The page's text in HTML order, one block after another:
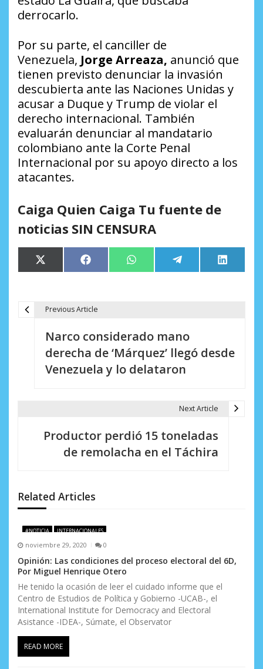
derrocarlo.
Por su parte, el canciller de
Venezuela, Jorge Arreaza, anunció que
tienen previsto denunciar la invasión
descubierta ante las Naciones Unidas y
acusar a Duque y Trump de violar el
derecho internacional. También
evaluarán denunciar al mandatario
colombiano ante la Corte Penal
Internacional por su apoyo directo a los
atacantes.
Caiga Quien Caiga Tu fuente de
noticias SIN CENSURA
Compartir
en
X
(Twitter)
Compartir
en
Facebook Compartir
en
WhatsApp Compartir
en
Telegram
en
LinkedIn
ó
n
d
e
e
n
t
r
a
Previous Article
Narco considerado mano
derecha de ‘Márquez’ llegó desde
Venezuela y lo delataron
Next Article
Productor perdió 15 toneladas
de remolacha en el Táchira
Related Articles
#NOTICIA INTERNACIONALES
noviembre 29, 2020 0
Opinión: Las condiciones del proceso electoral del 6D,
Por Miguel Henrique Otero
He tenido la ocasión de leer el cuidado informe que el
Centro de Estudios de Política y Gobierno -UCAB-, el
International Institute for Democracy and Electoral
Asistance -IDEA-, Súmate, el Observator
READ MORE